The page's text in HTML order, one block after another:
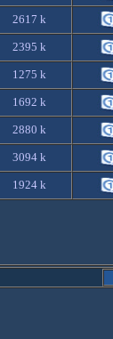
2617 k
2395 k
1275 k
1692 k
2880 k
3094 k
1924 k